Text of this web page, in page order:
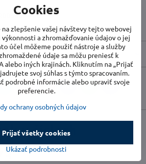
02
BlueskyPinterestReddit WhatsApp
v číslach
Cookies
na zlepšenie vašej návštevy tejto webovej
a zhromažďovanie údajov o jej
účel môžeme použiť nástroje a služby
údaje sa môžu preniesť k
alebo iných krajinách. Kliknutím na „Prijať
svoj súhlas s týmto spracovaním.
podrobné informácie alebo upraviť svoje
preferencie.
ochrany osobných údajov
Ukázať podrobnosti
Prijať všetky cookies